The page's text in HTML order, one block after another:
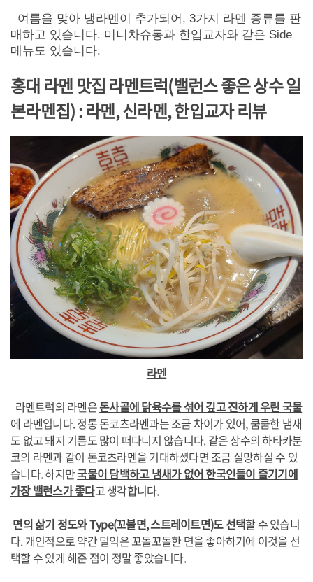
여름을 맞아 냉라멘이 추가되어, 3가지 라멘 종류를 판
매하고 있습니다. 미니차슈동과 한입교자와 같은 Side
메뉴도 있습니다.
홍대 라멘 맛집 라멘트럭(밸런스 좋은 상수 일
본라멘집): 라멘, 신라멘, 한입교자 리뷰
라멘
라멘트럭의 라멘은돈사골에 닭육수를 섞어 깊고 진하게 우린 국물
에 라멘입니다. 정통 돈코츠라멘과는 조금 차이가 있어, 쿰쿰한 냄새
도 없고 돼지 기름도 많이 떠다니지 않습니다. 같은 상수의 하타카분
코의 라멘과 같이 돈코츠라멘을 기대하셨다면 조금 실망하실 수 있
습니다. 하지만국물이 담백하고 냄새가 없어 한국인들이 즐기기에
가장 밸런스가 좋다고 생각합니다.
면의 삶기 정도와 Type(꼬불면, 스트레이트면)도 선택할 수 있습니
다. 개인적으로 약간 덜익은 꼬돌꼬돌한 면을 좋아하기에 이것을 선
택할 수 있게 해준 점이 정말 좋았습니다.